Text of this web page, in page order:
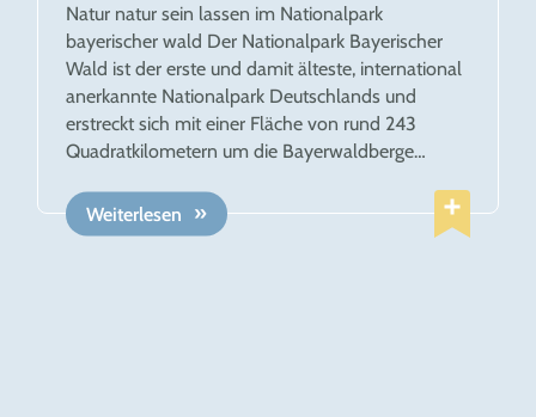
Natur natur sein lassen im Nationalpark
bayerischer wald Der Nationalpark Bayerischer
Wald ist der erste und damit älteste, international
anerkannte Nationalpark Deutschlands und
erstreckt sich mit einer Fläche von rund 243
Quadratkilometern um die Bayerwaldberge
zusammen mit dem angrenzenden Nationalpark
Šumava in Tschechien das größte
Weiterlesen